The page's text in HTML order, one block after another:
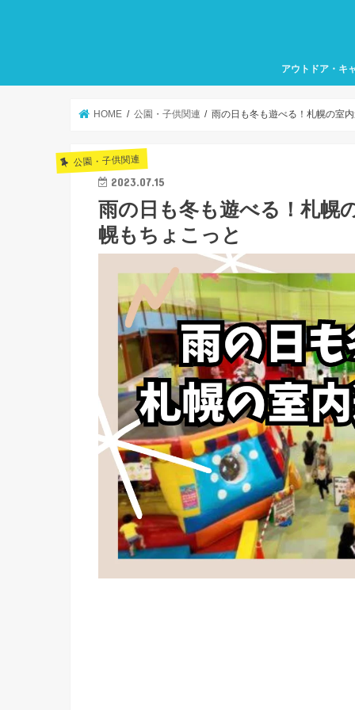
アウトドア・キ
HOME 公園・子供関連 雨の日も冬も遊べる！札幌の室
公園・子供関連
2023.07.15
雨の日も冬も遊べる！札幌
幌もちょこっと